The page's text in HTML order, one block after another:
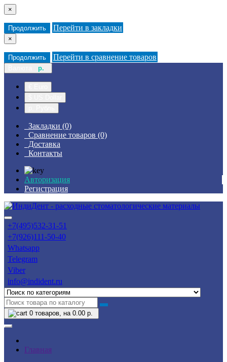
×
Продолжить Перейти в закладки
×
Продолжить Перейти в сравнение товаров
р.
Закладки (0)
Сравнение товаров (0)
Доставка
Контакты
Авторизация
Регистрация
+7(495)532-31-51
+7(926)111-50-40
Whatsapp
Telegram
Viber
info@indident.ru
0 товаров, на 0.00 р.
Главная